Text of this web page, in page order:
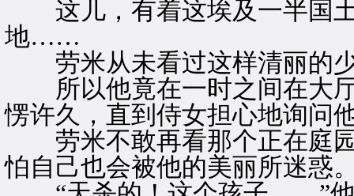
这儿，有着这埃及一半国土
地……
劳米从未看过这样清丽的
所以他竟在一时之间在大厅
愣许久，直到侍女担心地询问
劳米不敢再看那个正在庭园
怕自己也会被他的美丽所迷惑